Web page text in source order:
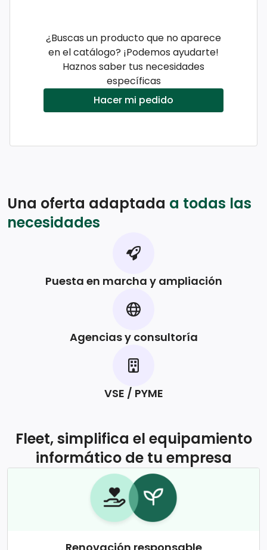
¿Buscas un producto que no aparece
en el catálogo? ¡Podemos ayudarte!
Haznos saber tus necesidades
específicas
Hacer mi pedido
Una oferta adaptada a todas las
necesidades
Puesta en marcha y ampliación
Agencias y consultoría
VSE / PYME
Fleet, simplifica el equipamiento
informático de tu empresa